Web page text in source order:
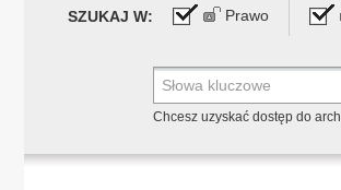
SZUKAJ W: Prawo
Chcesz uzyskać dostęp do